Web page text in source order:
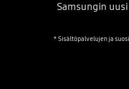
Samsungin
* Sisältöpalvelujen ja